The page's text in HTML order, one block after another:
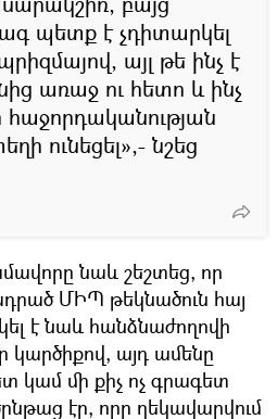
պետք է չդիտարկել
այլ թե ինչ է
առաջ ու հետո և ինչ
հաջորդականության
ունեցել»,- նշեց
նաև շեշտեց, որ
ՄԻՊ թեկնածուն հայ
է նաև հանձնաժողովի
այդ ամենը
կամ մի քիչ ոչ գրագետ
էր, որը ղեկավարվում